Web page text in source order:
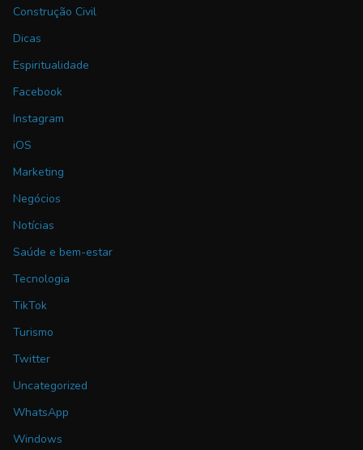
Construção Civil
Dicas
Espiritualidade
Facebook
Instagram
iOS
Marketing
Negócios
Notícias
Saúde e bem-estar
Tecnologia
TikTok
Turismo
Twitter
Uncategorized
WhatsApp
Windows